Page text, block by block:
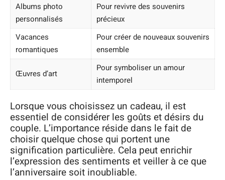
Albums photo
personnalisés
Pour revivre des souvenirs
précieux
Vacances
romantiques
Pour créer de nouveaux souvenirs
ensemble
Œuvres d’art
Pour symboliser un amour
intemporel
Lorsque vous choisissez un cadeau, il est
essentiel de considérer les goûts et désirs du
couple. L’importance réside dans le fait de
choisir quelque chose qui portent une
signification particulière. Cela peut enrichir
l’expression des sentiments et veiller à ce que
l’anniversaire soit inoubliable.